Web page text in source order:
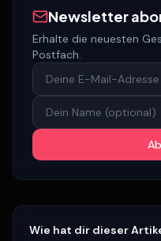
Newsletter
Erhalte die neuesten
Postfach.
Wie hat dir dieser